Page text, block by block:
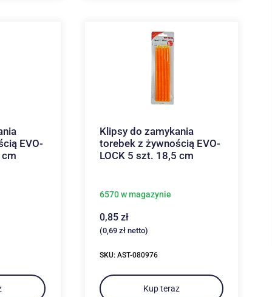
EVO-
cm
Klipsy do zamykania
torebek z żywnością EVO-
LOCK 5 szt. 18,5 cm
6570 w magazynie
0,85 zł
(0,69 zł netto)
SKU: AST-080976
Kup teraz